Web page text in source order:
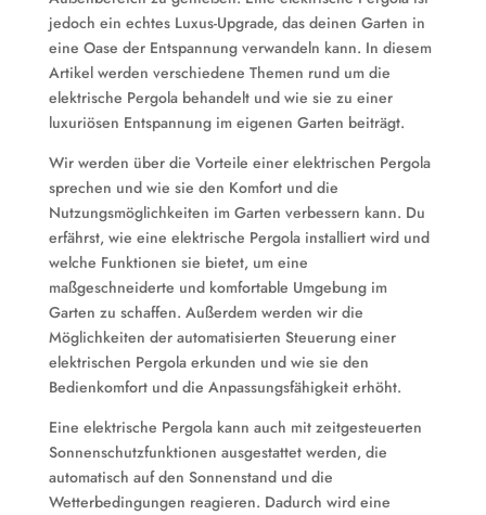
jedoch ein echtes Luxus-Upgrade, das deinen Garten in
eine Oase der Entspannung verwandeln kann. In diesem
Artikel werden verschiedene Themen rund um die
elektrische Pergola behandelt und wie sie zu einer
luxuriösen Entspannung im eigenen Garten beiträgt.
Wir werden über die Vorteile einer elektrischen Pergola
sprechen und wie sie den Komfort und die
Nutzungsmöglichkeiten im Garten verbessern kann. Du
erfährst, wie eine elektrische Pergola installiert wird und
welche Funktionen sie bietet, um eine
maßgeschneiderte und komfortable Umgebung im
Garten zu schaffen. Außerdem werden wir die
Möglichkeiten der automatisierten Steuerung einer
elektrischen Pergola erkunden und wie sie den
Bedienkomfort und die Anpassungsfähigkeit erhöht.
Eine elektrische Pergola kann auch mit zeitgesteuerten
Sonnenschutzfunktionen ausgestattet werden, die
automatisch auf den Sonnenstand und die
Wetterbedingungen reagieren. Dadurch wird eine